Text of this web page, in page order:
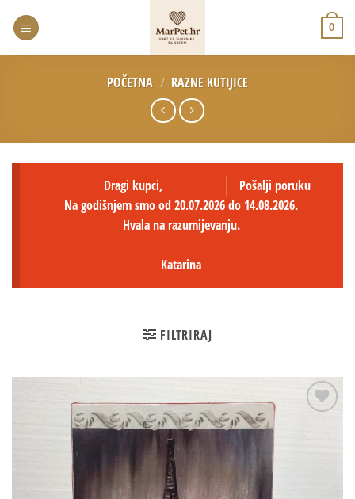
0
POČETNA / RAZNE KUTIJICE
Pošalji poruku
Dragi kupci,
Na godišnjem smo od 20.07.2026 do 14.08.2026.
Hvala na razumijevanju.
Katarina
FILTRIRAJ